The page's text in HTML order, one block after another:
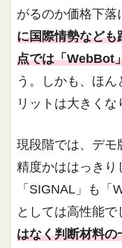
がるのか価格下落
に国際情勢なども
点では「WebBot
う。しかも、ほ
リットは大きくな
現段階では、デモ
精度かははっきり
「SIGNAL」も「
としては高性能で
はなく判断材料の